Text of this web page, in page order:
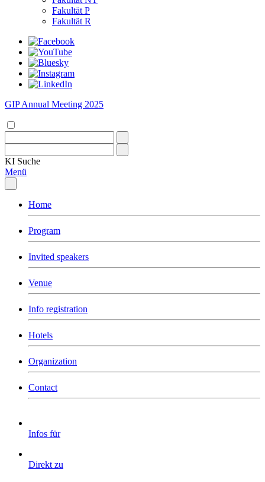
Fakultät P
Fakultät R
GIP Annual Meeting 2025
KI Suche
Menü
Home
Program
Invited speakers
Venue
Info registration
Hotels
Organization
Contact
Infos für
Direkt zu